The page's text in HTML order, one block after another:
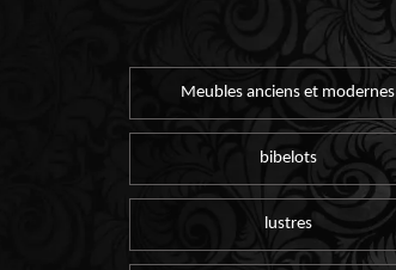
Meubles anciens et modernes
bibelots
lustres